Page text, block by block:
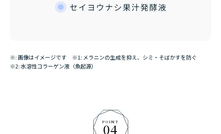
※: 画像はイメージです ※1: メラニンの生成を抑え、シミ・そばかすを防ぐ
※2: 水溶性コラーゲン液（魚起源）
POINT
04